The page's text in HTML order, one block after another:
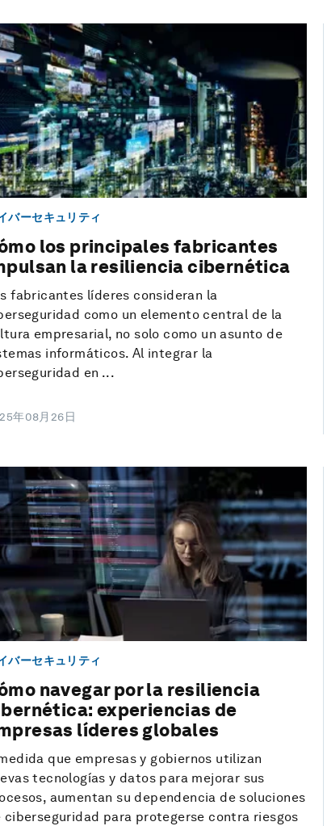
バーセキュリティ
los principales fabricantes
la resiliencia cibernética
fabricantes líderes consideran la
como un elemento central de la
empresarial, no solo como un asunto de
informáticos. Al integrar la
en ...
年08月26日
バーセキュリティ
navegar por la resiliencia
experiencias de
líderes globales
que empresas y gobiernos utilizan
tecnologías y datos para mejorar sus
aumentan su dependencia de soluciones
ciberseguridad para protegerse contra riesgos